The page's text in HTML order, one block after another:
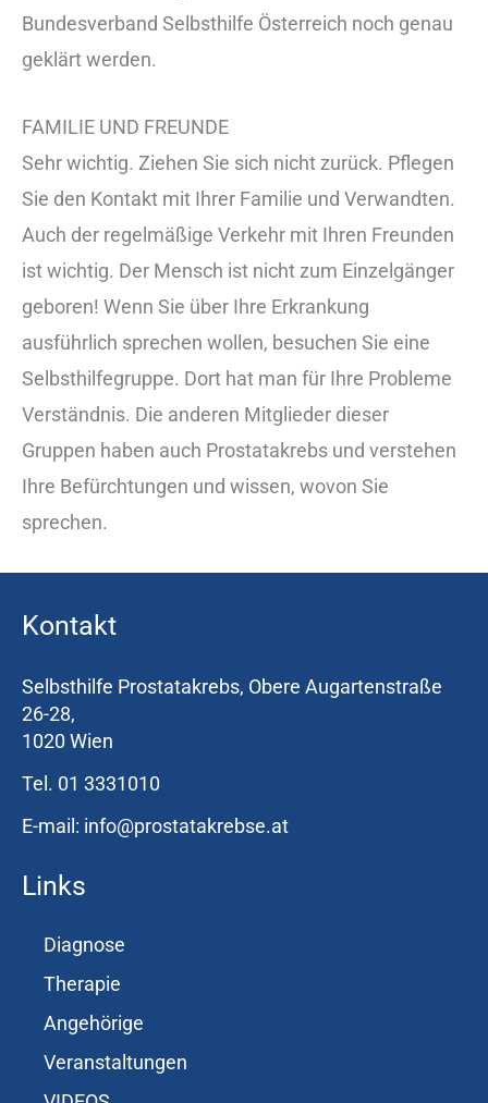
Bundesverband Selbsthilfe Österreich noch genau
geklärt werden.
FAMILIE UND FREUNDE
Sehr wichtig. Ziehen Sie sich nicht zurück. Pflegen
Sie den Kontakt mit Ihrer Familie und Verwandten.
Auch der regelmäßige Verkehr mit Ihren Freunden
ist wichtig. Der Mensch ist nicht zum Einzelgänger
geboren! Wenn Sie über Ihre Erkrankung
ausführlich sprechen wollen, besuchen Sie eine
Selbsthilfegruppe. Dort hat man für Ihre Probleme
Verständnis. Die anderen Mitglieder dieser
Gruppen haben auch Prostatakrebs und verstehen
Ihre Befürchtungen und wissen, wovon Sie
sprechen.
Kontakt
Selbsthilfe Prostatakrebs, Obere Augartenstraße
26-28,
1020 Wien
Tel. 01 3331010
E-mail: info@prostatakrebse.at
Links
Diagnose
Therapie
Angehörige
Veranstaltungen